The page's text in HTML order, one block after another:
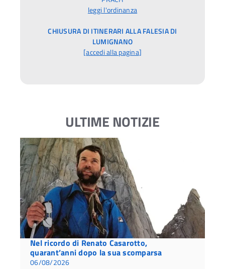
leggi l'ordinanza
CHIUSURA DI ITINERARI ALLA FALESIA DI
LUMIGNANO
[accedi alla pagina]
ULTIME NOTIZIE
Nel ricordo di Renato Casarotto,
quarant’anni dopo la sua scomparsa
06/08/2026